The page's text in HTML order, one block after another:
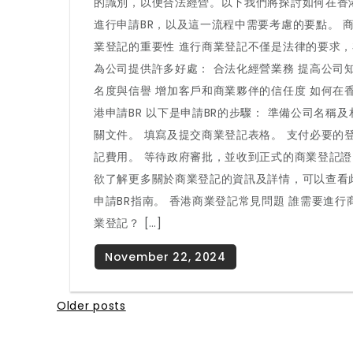
進行申請BR，以及這一流程中需要考慮的要點。 商
業登記的重要性 進行商業登記不僅是法律的要求
為公司提供許多好處： 合法化經營業務 提高公司
名度與信譽 增加客戶和商業夥伴的信任度 如何在
港申請BR 以下是申請BR的步驟： 準備公司名稱及
關文件。 填寫及提交商業登記表格。 支付必要的
記費用。 等待政府審批，並收到正式的商業登記證
欲了解更多關於商業登記的資訊及詳情，可以查看
申請BR指南。 香港商業登記常見問題 誰需要進行
業登記？ […]
Posts
Older posts